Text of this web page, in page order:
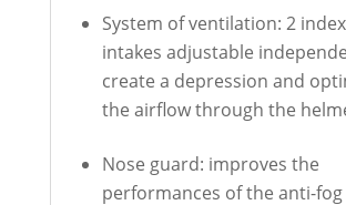
System of ventilation: 2
intakes adjustable
create a depression and
the airflow through the
Nose guard: improves the
performances of the anti-